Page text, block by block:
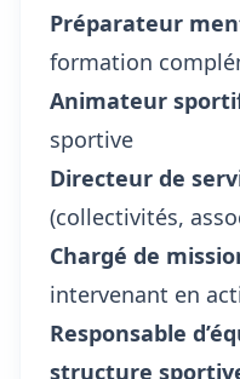
Préparateur
formation
Animateur
sportive
Directeur de
(collectivités,
Chargé de
intervenant en
Responsable
structure